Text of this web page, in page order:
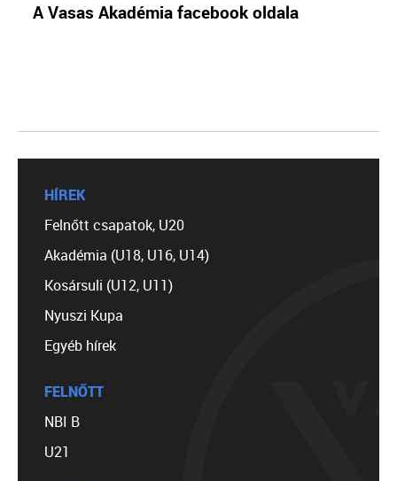
A Vasas Akadémia facebook oldala
HÍREK
Felnőtt csapatok, U20
Akadémia (U18, U16, U14)
Kosársuli (U12, U11)
Nyuszi Kupa
Egyéb hírek
FELNŐTT
NBI B
U21